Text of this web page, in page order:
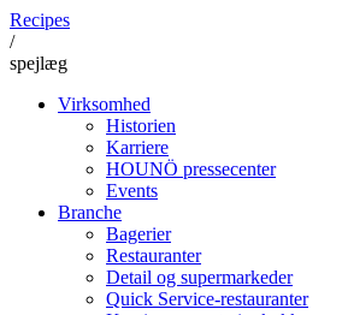
Recipes
/
spejlæg
Virksomhed
Historien
Karriere
HOUNÖ pressecenter
Events
Branche
Bagerier
Restauranter
Detail og supermarkeder
Quick Service-restauranter